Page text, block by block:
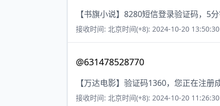
【书旗小说】8280短信登录验证码，5
接收时间: 北京时间(+8): 2024-10-20 13:50:30
@631478528770
【万达电影】验证码1360，您正在注册
接收时间: 北京时间(+8): 2024-10-20 11:26:30